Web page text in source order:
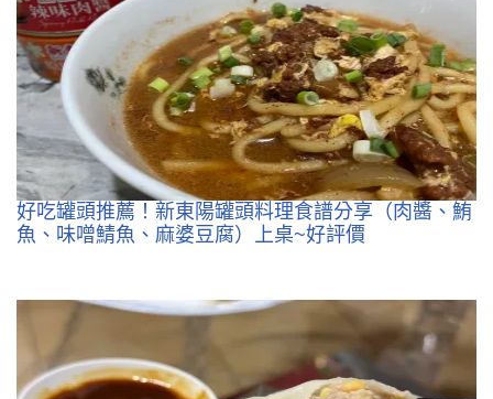
好吃罐頭推薦！新東陽罐頭料理食譜分享（肉醬、鮪
魚、味噌鯖魚、麻婆豆腐）上桌~好評價